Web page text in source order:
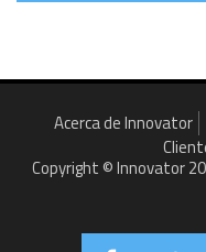
Acerca de Innovator
Copyright © Innovator